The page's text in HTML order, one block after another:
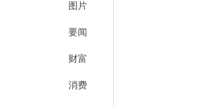
图片
要闻
财富
消费